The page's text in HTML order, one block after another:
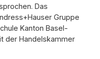
Das
Gruppe
Kanton Basel-
der Handelskammer